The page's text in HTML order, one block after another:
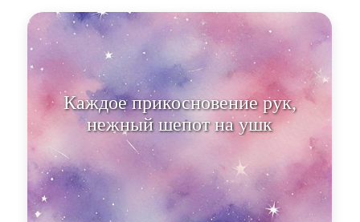
Каждое прикосновение рук,
нежный шепот на ушко
наполняют жизнь светом.